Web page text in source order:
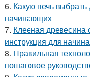
6. Какую печь выбрать
начинающих
7. Клееная древесина
инструкция для
8. Правильная
пошаговое